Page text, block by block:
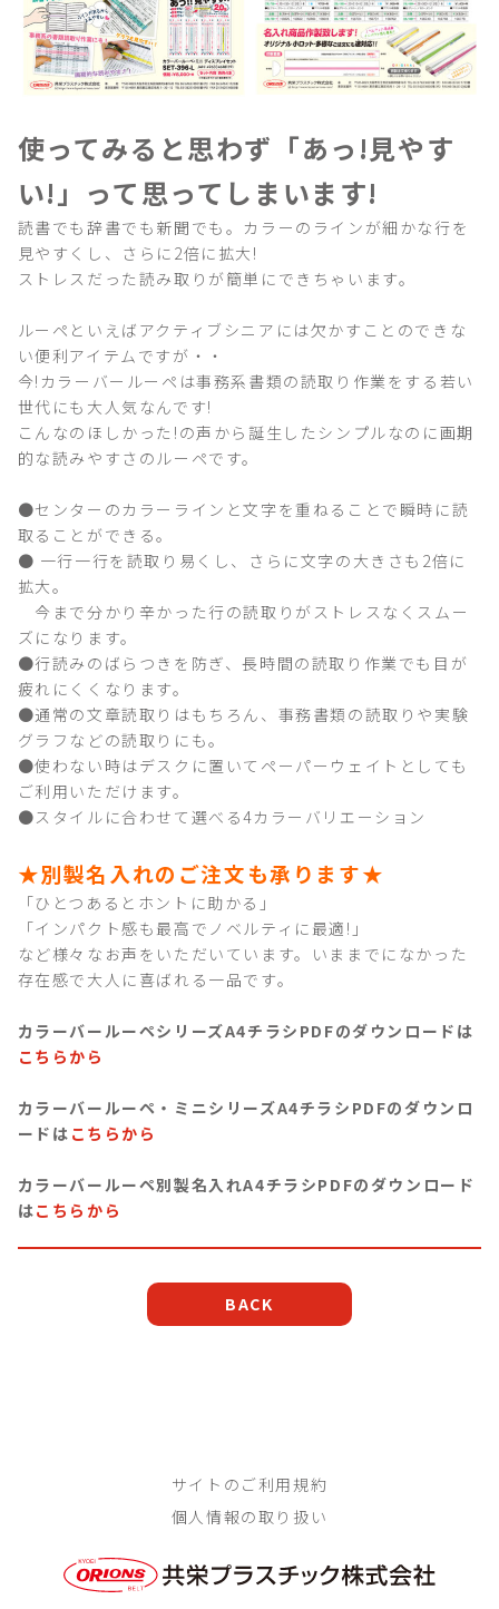
使ってみると思わず「あっ!見やす
い!」って思ってしまいます!
読書でも辞書でも新聞でも。カラーのラインが細かな行を
見やすくし、さらに2倍に拡大!
ストレスだった読み取りが簡単にできちゃいます。
ルーペといえばアクティブシニアには欠かすことのできな
い便利アイテムですが・・
今!カラーバールーペは事務系書類の読取り作業をする若い
世代にも大人気なんです!
こんなのほしかった!の声から誕生したシンプルなのに画期
的な読みやすさのルーペです。
●センターのカラーラインと文字を重ねることで瞬時に読
取ることができる。
● 一行一行を読取り易くし、さらに文字の大きさも2倍に
拡大。
今まで分かり辛かった行の読取りがストレスなくスムー
ズになります。
●行読みのばらつきを防ぎ、長時間の読取り作業でも目が
疲れにくくなります。
●通常の文章読取りはもちろん、事務書類の読取りや実験
グラフなどの読取りにも。
●使わない時はデスクに置いてペーパーウェイトとしても
ご利用いただけます。
●スタイルに合わせて選べる4カラーバリエーション
★別製名入れのご注文も承ります★
「ひとつあるとホントに助かる」
「インパクト感も最高でノベルティに最適!」
など様々なお声をいただいています。いままでになかった
存在感で大人に喜ばれる一品です。
カラーバールーペシリーズA4チラシPDFのダウンロードは
こちらから
カラーバールーペ・ミニシリーズA4チラシPDFのダウンロ
ードは こちらから
カラーバールーペ別製名入れA4チラシPDFのダウンロード
はこちらから
BACK
サイトのご利用規約
個人情報の取り扱い